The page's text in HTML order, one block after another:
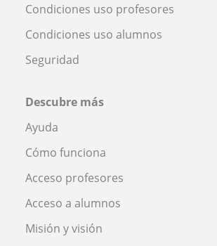
Condiciones uso profesores
Condiciones uso alumnos
Seguridad
Descubre más
Ayuda
Cómo funciona
Acceso profesores
Acceso a alumnos
Misión y visión